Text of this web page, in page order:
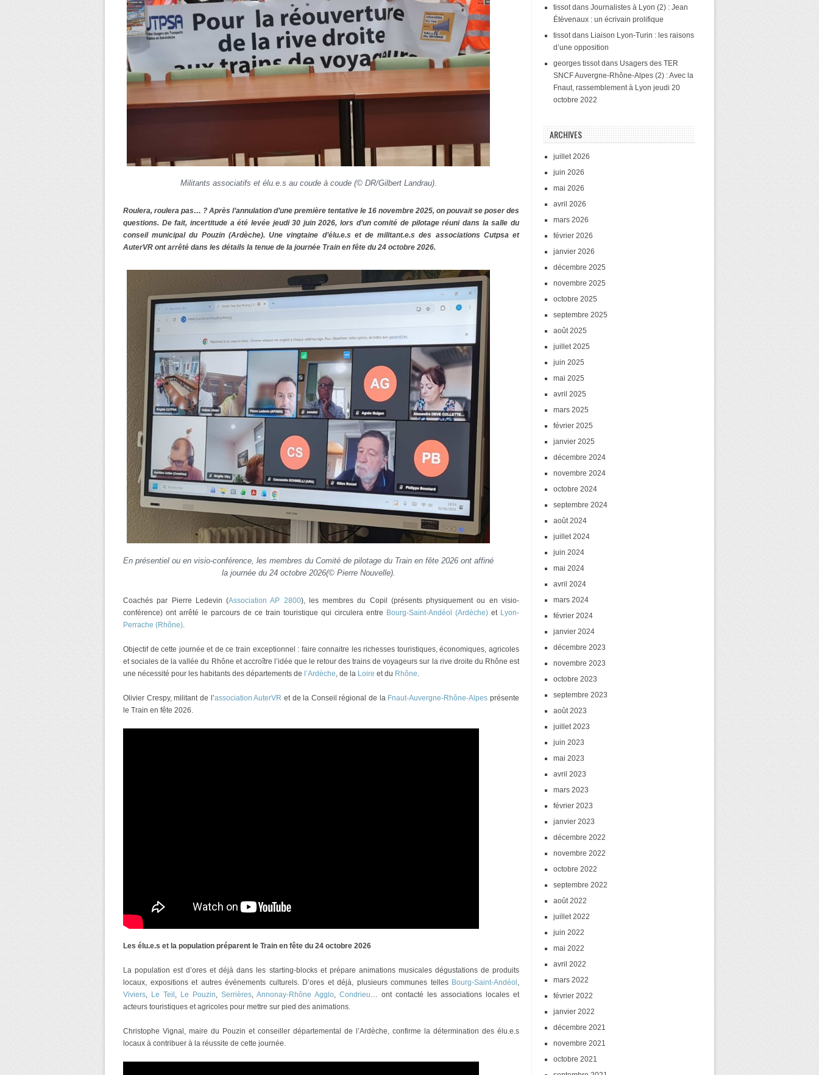
Militants associatifs et élu.e.s au coude à coude (© DR/Gilbert Landrau).
Roulera, roulera pas… ? Après l’annulation d’une première tentative le 16 novembre 2025, on pouvait se poser des
questions. De fait, incertitude a été levée jeudi 30 juin 2026, lors d’un comité de pilotage réuni dans la salle du
conseil municipal du Pouzin (Ardèche). Une vingtaine d’élu.e.s et de militant.e.s des associations Cutpsa et
AuterVR ont arrêté dans les détails la tenue de la journée Train en fête du 24 octobre 2026.
En présentiel ou en visio-conférence, les membres du Comité de pilotage du Train en fête 2026 ont affiné
la journée du 24 octobre 2026(© Pierre Nouvelle).
Coachés par Pierre Ledevin (Association AP 2800), les membres du Copil (présents physiquement ou en visio-
conférence) ont arrêté le parcours de ce train touristique qui circulera entre Bourg-Saint-Andéol (Ardèche) et Lyon-
Perrache (Rhône)
Objectif de cette journée et de ce train exceptionnel : faire connaitre les richesses touristiques, économiques, agricoles
et sociales de la vallée du Rhône et accroître l’idée que le retour des trains de voyageurs sur la rive droite du Rhône est
une nécessité pour les habitants des départements de l’Ardèche , de la Loire et du Rhône
Olivier Crespy, militant de l’association AuterVR et de la Conseil régional de la Fnaut-Auvergne-Rhône-Alpes présente
le Train en fête 2026.
Les élu.e.s et la population préparent le Train en fête du 24 octobre 2026
La population est d’ores et déjà dans les starting-blocks et prépare animations musicales dégustations de produits
locaux, expositions et autres événements culturels. D’ores et déjà, plusieurs communes telles Bourg-Saint-Andéol
Viviers
Le Teil Le Pouzin Serrières Annonay-Rhône Agglo Condrieu … ont contacté les associations locales et
acteurs touristiques et agricoles pour mettre sur pied des animations.
Christophe Vignal, maire du Pouzin et conseiller départemental de l’Ardèche, confirme la détermination des élu.e.s
locaux à contribuer à la réussite de cette journée.
tissotdans Journalistes à Lyon (2) : Jean
Étèvenaux : un écrivain prolifique
tissotdans Liaison Lyon-Turin : les raisons
d’une opposition
georges tissotdans Usagers des TER
SNCF Auvergne-Rhône-Alpes (2) : Avec la
Fnaut, rassemblement à Lyon jeudi 20
octobre 2022
ARCHIVES
juillet 2026
juin 2026
mai 2026
avril 2026
mars 2026
février 2026
janvier 2026
décembre 2025
novembre 2025
octobre 2025
septembre 2025
août 2025
juillet 2025
juin 2025
mai 2025
avril 2025
mars 2025
février 2025
janvier 2025
décembre 2024
novembre 2024
octobre 2024
septembre 2024
août 2024
juillet 2024
juin 2024
mai 2024
avril 2024
mars 2024
février 2024
janvier 2024
décembre 2023
novembre 2023
octobre 2023
septembre 2023
août 2023
juillet 2023
juin 2023
mai 2023
avril 2023
mars 2023
février 2023
janvier 2023
décembre 2022
novembre 2022
octobre 2022
septembre 2022
août 2022
juillet 2022
juin 2022
mai 2022
avril 2022
mars 2022
février 2022
janvier 2022
décembre 2021
novembre 2021
octobre 2021